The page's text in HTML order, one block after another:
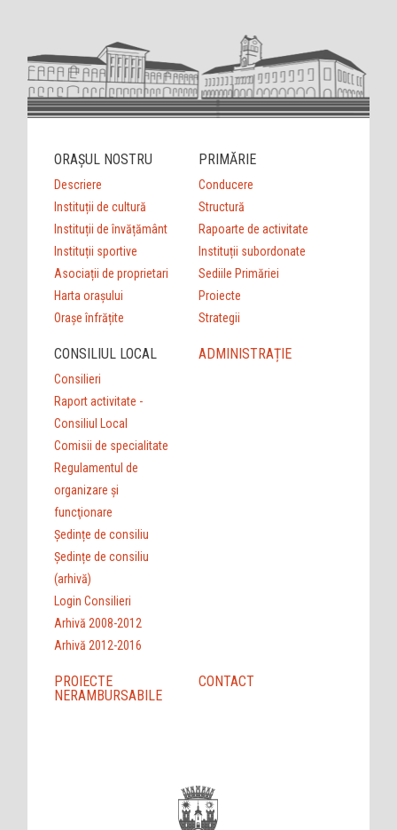
ORAȘUL NOSTRU
Descriere
Instituții de cultură
Instituții de învățământ
Instituții sportive
Asociații de proprietari
Harta orașului
Orașe înfrățite
PRIMĂRIE
Conducere
Structură
Rapoarte de activitate
Instituții subordonate
Sediile Primăriei
Proiecte
Strategii
CONSILIUL LOCAL
Consilieri
Raport activitate -
Consiliul Local
Comisii de specialitate
Regulamentul de
organizare şi
funcţionare
Ședințe de consiliu
Ședințe de consiliu
(arhivă)
Login Consilieri
Arhivă 2008-2012
Arhivă 2012-2016
ADMINISTRAȚIE
PROIECTE
NERAMBURSABILE
CONTACT